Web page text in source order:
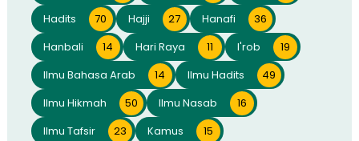
Hadits
70 Hajji 27 Hanafi
36
Hanbali
14 Hari Raya 11 I'rob
19
Ilmu Bahasa Arab
14 Ilmu Hadits
49
Ilmu Hikmah
50 Ilmu Nasab
16
Ilmu Tafsir
23 Kamus
15